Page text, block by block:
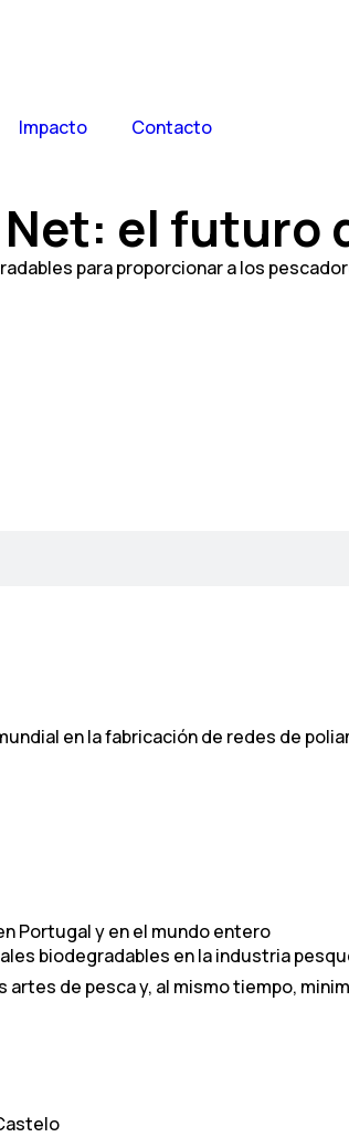
Impacto Contacto
en la fabricación de redes de
el futuro
para proporcionar a los
Portugal y en el mundo entero
biodegradables en la industria
artes de pesca y, al mismo tiempo,